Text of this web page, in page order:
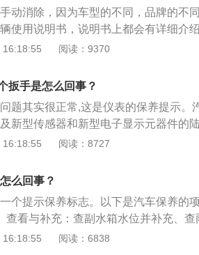
动机的火花塞故障、点火线圈故障、
合气燃烧不良。混合气燃烧不良带来
办法：建议车主尽快前往4S店或汽车
动消除，因为车型的不同，品牌的不
使用说明书，说明书上都会有详细介
给车辆保养了，这个功能并不是车辆
完了扳手标志就会消失，但是有的车
才能消除。
16:18:55 阅读：9370
扳手是怎么回事？
题其实很正常,这是仪表的保养提示。
新型传感器和新型电子显示元器件的
常见的有燃油指示灯、清洗液指示灯
种装置，可以随时监控汽车状态，为
驶员与汽车进行信息交流的重要接口。
16:18:55 阅读：8727
么回事？
个提示保养标志。以下是汽车保养的
查看与补充：查副水箱水位并补充、查
、清洁：做一次发动机清洁。以下是关
16:18:55 阅读：6838